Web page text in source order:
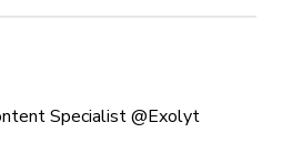
Specialist @Exolyt